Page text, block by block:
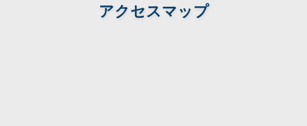
アクセスマップ